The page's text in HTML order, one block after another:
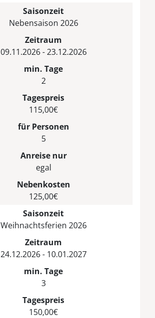
Saisonzeit
Nebensaison 2026
Zeitraum
09.11.2026 - 23.12.2026
min. Tage
2
Tagespreis
115,00€
für Personen
5
Anreise nur
egal
Nebenkosten
125,00€
Saisonzeit
Weihnachtsferien 2026
Zeitraum
24.12.2026 - 10.01.2027
min. Tage
3
Tagespreis
150,00€